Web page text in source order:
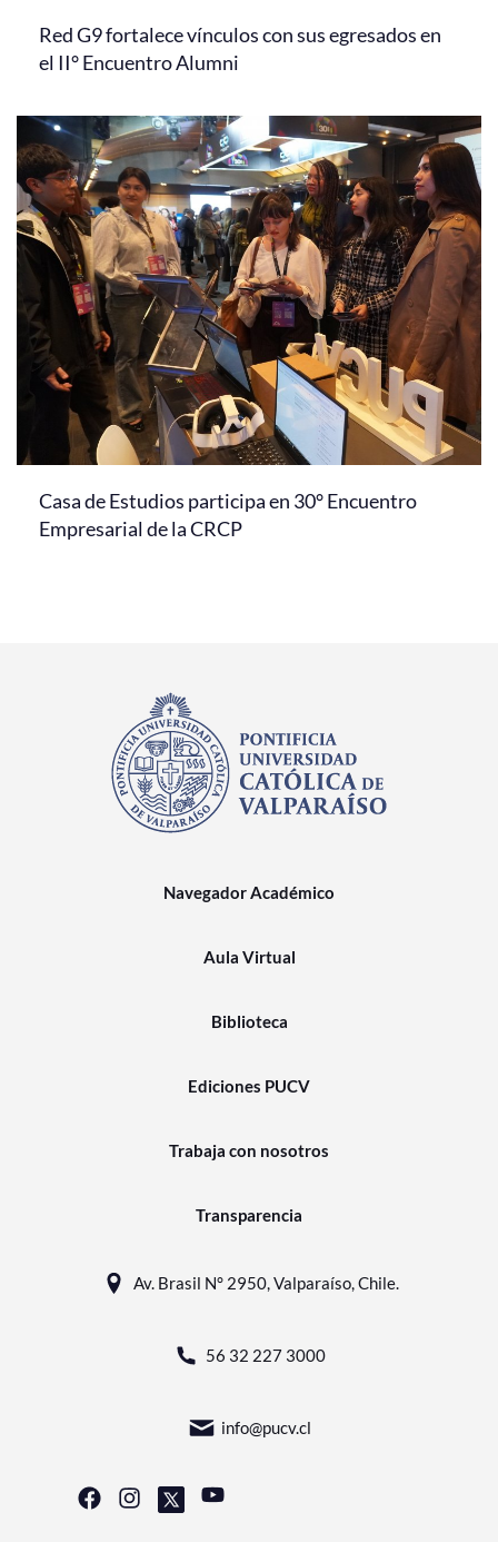
Red G9 fortalece vínculos con sus egresados en
el II° Encuentro Alumni
Casa de Estudios participa en 30° Encuentro
Empresarial de la CRCP
Navegador Académico
Aula Virtual
Biblioteca
Ediciones PUCV
Trabaja con nosotros
Transparencia
Av. Brasil N° 2950, Valparaíso, Chile.
56 32 227 3000
info@pucv.cl